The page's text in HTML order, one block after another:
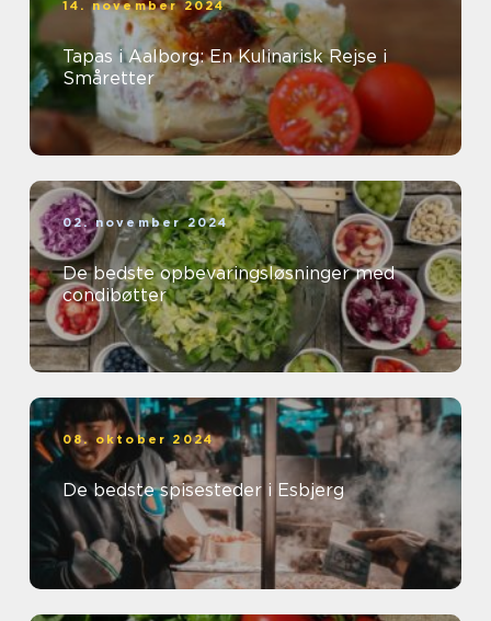
14. november 2024
Tapas i Aalborg: En Kulinarisk Rejse i
Småretter
02. november 2024
De bedste opbevaringsløsninger med
condibøtter
08. oktober 2024
De bedste spisesteder i Esbjerg